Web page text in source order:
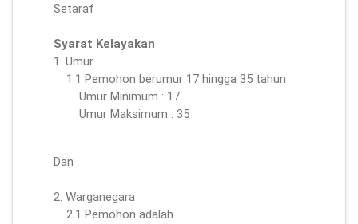
Setaraf
Syarat Kelayakan
1. Umur
1.1 Pemohon berumur 17 hingga 35 tahun
Umur Minimum : 17
Umur Maksimum : 35
Dan
2. Warganegara
2.1 Pemohon adalah